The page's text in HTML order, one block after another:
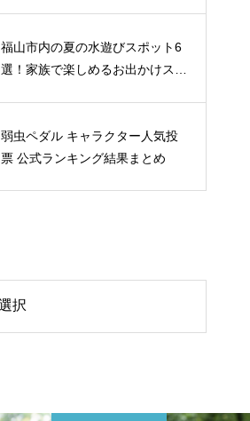
福山市内の夏の水遊びスポット6
選！家族で楽しめるお出かけスポ
弱虫ペダル キャラクター人気投
票 公式ランキング結果まとめ